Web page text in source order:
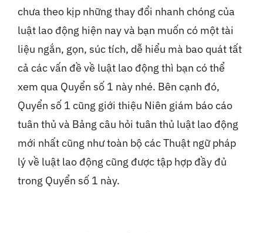
chưa theo kịp những thay đổi nhanh chóng của
luật lao động hiện nay và bạn muốn có một tài
liệu ngắn, gọn, súc tích, dễ hiểu mà bao quát tất
cả các vấn đề về luật lao động thì bạn có thể
xem qua Quyển số 1 này nhé. Bên cạnh đó,
Quyển số 1 cũng giới thiệu Niên giám báo cáo
tuân thủ và Bảng câu hỏi tuân thủ luật lao động
mới nhất cũng như toàn bộ các Thuật ngữ pháp
lý về luật lao động cũng được tập hợp đầy đủ
trong Quyển số 1 này.